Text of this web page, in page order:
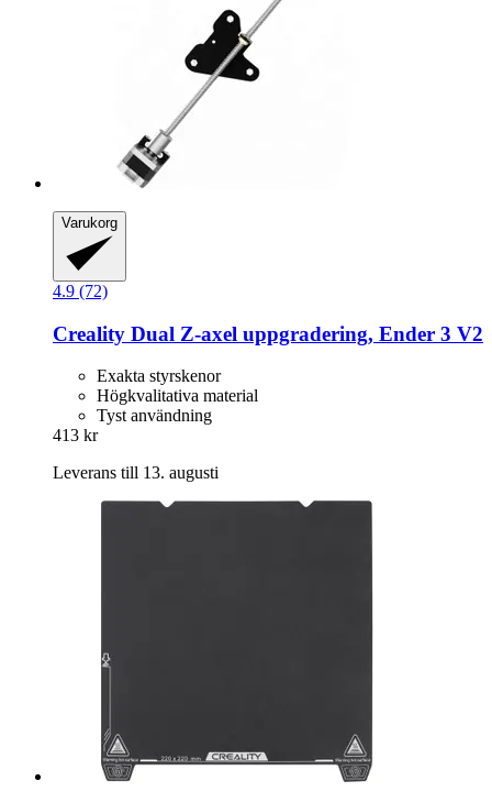
Varukorg
4.9 (72)
Creality Dual Z-​axel uppgradering, Ender 3 V2
Exakta styrskenor
Högkvalitativa material
Tyst användning
413 kr
Leverans till 13. augusti